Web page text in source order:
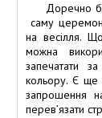
Доречно
саму
на весілля.
можна
запечатати
кольору. Є ще
запрошення
перев’язати